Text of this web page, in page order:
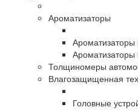
Ароматизаторы
Толщиномеры
Влагозащищенная
Головные